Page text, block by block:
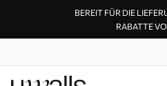
BEREIT FÜR DIE
RABATTE